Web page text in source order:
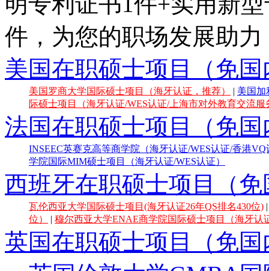
件，为您的职场发展助力
美国在职硕士项目（免
美国罗商大学国际硕士项目（海牙认证，推荐）
美国加
际硕士项目（海牙认证/WES认证/上海市对外教育交流
法国在职硕士项目（免
INSEEC英赛克高等商学院（海牙认证/WES认证/香港VQ
学院国际MIM硕士项目（海牙认证/WES认证）
西班牙在职硕士项目（
瓦伦西亚大学国际硕士项目(海牙认证26年QS排名430位)
位）
穆尔西亚大学ENAE商学院国际硕士项目（海牙认
英国在职硕士项目（免